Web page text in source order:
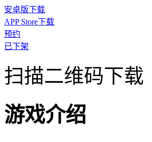
安卓版下载
APP Store下载
预约
已下架
扫描二维码下载
游戏介绍